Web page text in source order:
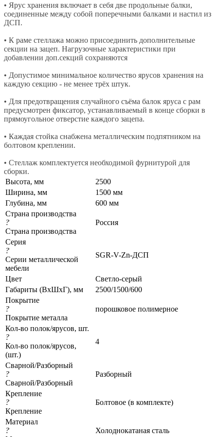
• Ярус хранения включает в себя две продольные балки,
соединенные между собой поперечными балками и настил из
ДСП.
• К раме стеллажа можно присоединить дополнительные
секции на зацеп. Нагрузочные характеристики при
добавлении доп.секций сохраняются
• Допустимое минимальное количество ярусов хранения на
каждую секцию - не менее трёх штук.
• Для предотвращения случайного съёма балок яруса с рам
предусмотрен фиксатор, устанавливаемый в конце сборки в
прямоугольное отверстие каждого зацепа.
• Каждая стойка снабжена металлическим подпятником на
болтовом креплении.
• Стеллаж комплектуется необходимой фурнитурой для
сборки.
Высота, мм
2500
Ширина, мм
1500 мм
Глубина, мм
600 мм
Страна производства
?
Страна производства
Россия
Серия
?
Серии металлической
мебели
SGR-V-Zn-ДСП
Цвет
Светло-серый
Габариты (ВхШхГ), мм
2500/1500/600
Покрытие
?
Покрытие металла
порошковое полимерное
Кол-во полок/ярусов, шт.
?
Кол-во полок/ярусов,
(шт.)
4
Сварной/Разборный
?
Сварной/Разборный
Разборный
Крепление
?
Крепление
Болтовое (в комплекте)
Материал
?
Холоднокатаная сталь